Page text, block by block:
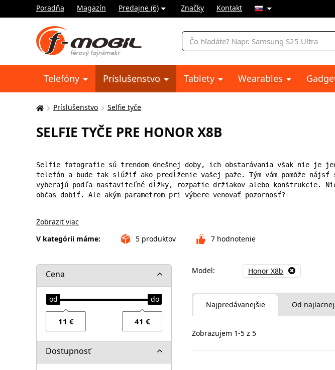
Poradňa Magazín Predajne (6) Značky Kontakt
Vyhľadávanie
Telefóny Príslušenstvo Tablety Wearables
Tu
nachádzate:
Príslušenstvo Selfie tyče
SELFIE TYČE PRE HONOR X8B
Selfie fotografie sú trendom dnešnej doby, ich obstarávania však nie je
telefón a bude tak slúžiť ako predĺženie vašej paže. Tým vám pomôže
vyberajú podľa nastaviteľné dĺžky, rozpätie držiakov alebo konštrukcie.
občas dobiť. Ale akým parametrom pri výbere venovať pozornosť?
Zobraziť viac
V kategórii máme:
5 produktov 7 hodnotenie
Cena
Dostupnosť
Model: Honor X8b
Najpredávanejšie Od
Zobrazujem 1-5 z 5